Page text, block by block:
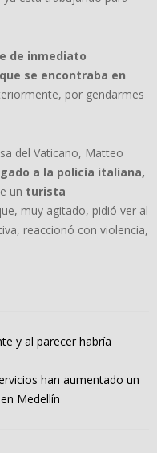
de inmediato
se encontraba en
por gendarmes
del Vaticano, Matteo
a la policía italiana,
un turista
muy agitado, pidió ver al
reaccionó con violencia,
y al parecer habría
han aumentado un
Medellín